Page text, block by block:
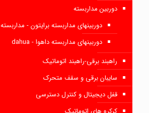
دوربین مداربسته
دوربینهای مداربسته برایتون - مداربسته BRITON
دوربینهای مداربسته داهوا - dahua
راهبند برقی-راهبند اتوماتیک
سایبان برقی و سقف متحرک
قفل دیجیتال و کنترل دسترسی